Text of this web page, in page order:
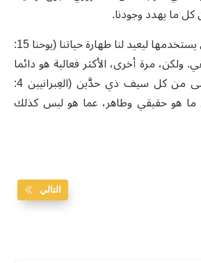
ما يهدد وجودنا.
كثيرة هي الوسائل التي يستخدمها ليعيد لنا طهارة حياتنا (يوحنا 15:
ولكن، مرة أخرى، الأكثر فعالية هو دائما
الكلمة، التي هي أمضى من كل سيف ذي حدَّين (العِبرانيين 4:
ما هو حقيقي وطاهر، عما هو ليس كذلك
التالي